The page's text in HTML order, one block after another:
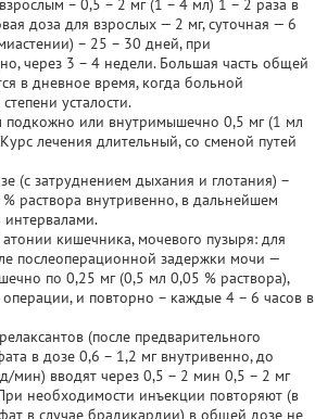
– 0,5 – 2 мг (1 – 4 мл) 1 – 2 раза в
доза для взрослых — 2 мг, суточная — 6
– 25 – 30 дней, при
через 3 – 4 недели. Большая часть общей
в дневное время, когда больной
усталости.
подкожно или внутримышечно 0,5 мг (1 мл
лечения длительный, со сменой путей
(с затруднением дыхания и глотания) –
раствора внутривенно, в дальнейшем
кишечника, мочевого пузыря: для
послеоперационной задержки мочи —
по 0,25 мг (0,5 мл 0,05 % раствора),
и повторно – каждые 4 – 6 часов в
(после предварительного
в дозе 0,6 – 1,2 мг внутривенно, до
мин) вводят через 0,5 – 2 мин 0,5 – 2 мг
необходимости инъекции повторяют (в
в случае брадикардии) в общей дозе не